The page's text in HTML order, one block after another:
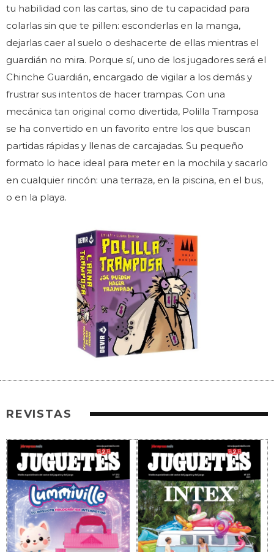
tu habilidad con las cartas, sino de tu capacidad para
colarlas sin que te pillen: esconderlas en la manga,
dejarlas caer al suelo o deshacerte de ellas mientras el
guardián no mira. Porque sí, uno de los jugadores será el
Chinche Guardián, encargado de vigilar a los demás y
frustrar sus intentos de hacer trampas. Con una
mecánica tan original como divertida, Polilla Tramposa
se ha convertido en un favorito entre los que buscan
partidas rápidas y llenas de carcajadas. Su pequeño
formato lo hace ideal para meter en la mochila y sacarlo
en cualquier rincón: una terraza, en la piscina, en el bus,
o en la playa.
REVISTAS